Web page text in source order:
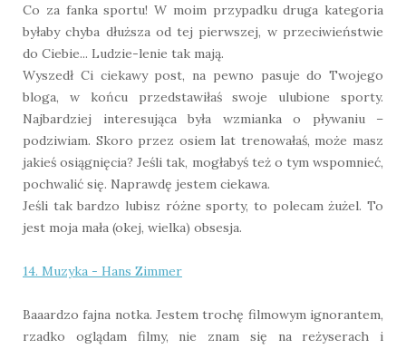
Co za fanka sportu! W moim przypadku druga kategoria
byłaby chyba dłuższa od tej pierwszej, w przeciwieństwie
do Ciebie... Ludzie-lenie tak mają.
Wyszedł Ci ciekawy post, na pewno pasuje do Twojego
bloga, w końcu przedstawiłaś swoje ulubione sporty.
Najbardziej interesująca była wzmianka o pływaniu –
podziwiam. Skoro przez osiem lat trenowałaś, może masz
jakieś osiągnięcia? Jeśli tak, mogłabyś też o tym wspomnieć,
pochwalić się. Naprawdę jestem ciekawa.
Jeśli tak bardzo lubisz różne sporty, to polecam żużel. To
jest moja mała (okej, wielka) obsesja.
14. Muzyka - Hans Zimmer
Baaardzo fajna notka. Jestem trochę filmowym ignorantem,
rzadko oglądam filmy, nie znam się na reżyserach i